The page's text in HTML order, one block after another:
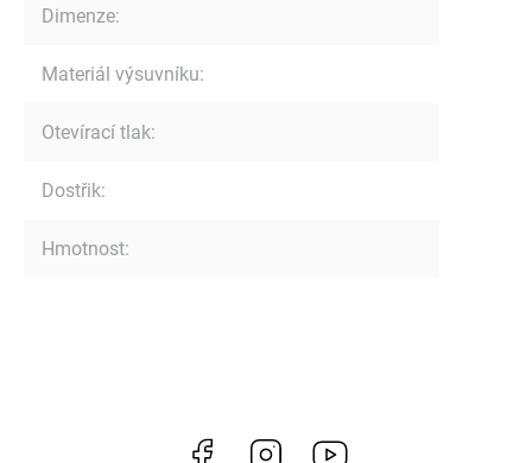
Dimenze:
Materiál výsuvníku:
Otevírací tlak:
Dostřik:
Hmotnost:
Facebook Instagram